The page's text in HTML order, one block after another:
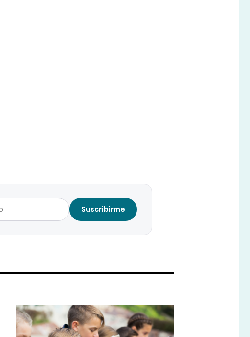
Suscribirme